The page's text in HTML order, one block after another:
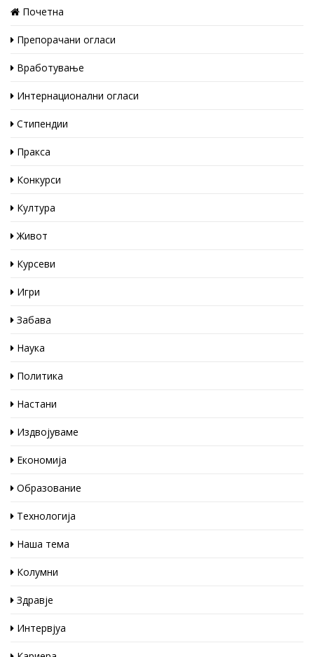
Почетна
Препорачани огласи
Вработување
Интернационални огласи
Стипендии
Пракса
Конкурси
Култура
Живот
Курсеви
Игри
Забава
Наука
Политика
Настани
Издвојуваме
Економија
Образование
Технологија
Наша тема
Колумни
Здравје
Интервјуа